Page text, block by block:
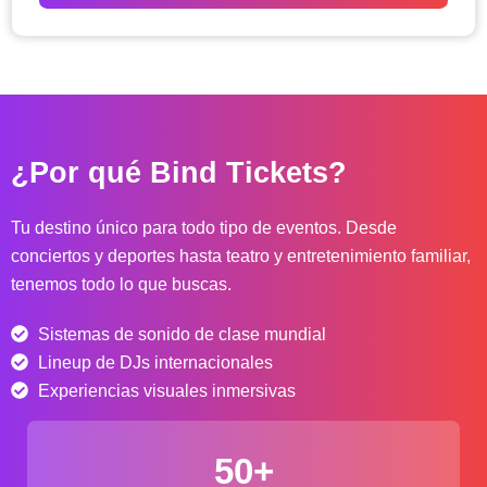
d
p
c
i
s
:
d
d
$
¿Por qué Bind Tickets?
Tu destino único para todo tipo de eventos. Desde
conciertos y deportes hasta teatro y entretenimiento familiar,
tenemos todo lo que buscas.
Sistemas de sonido de clase mundial
Lineup de DJs internacionales
Experiencias visuales inmersivas
50+